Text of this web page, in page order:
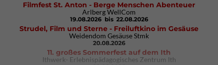
Filmfest St. Anton - Berge Menschen Abenteuer
Arlberg WellCom
19.08.2026 bis 22.08.2026
Strudel, Film und Sterne - Freiluftkino im Gesäuse
Weidendom Gesäuse Stmk
20.08.2026
11. großes Sommerfest auf dem Ith
Ithwerk- Erlebnispädagogisches Zentrum Ith